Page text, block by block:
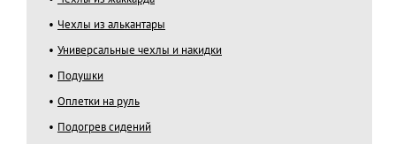
Чехлы из алькантары
Универсальные чехлы и накидки
Подушки
Оплетки на руль
Подогрев сидений